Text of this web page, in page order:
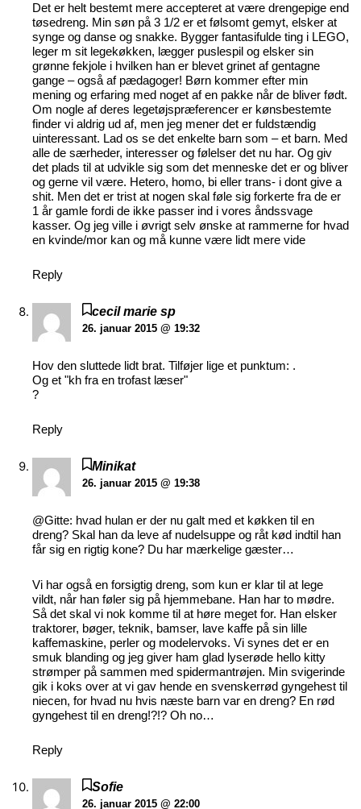
Det er helt bestemt mere accepteret at være drengepige end
tøsedreng. Min søn på 3 1/2 er et følsomt gemyt, elsker at
synge og danse og snakke. Bygger fantasifulde ting i LEGO,
leger m sit legekøkken, lægger puslespil og elsker sin
grønne fekjole i hvilken han er blevet grinet af gentagne
gange – også af pædagoger! Børn kommer efter min
mening og erfaring med noget af en pakke når de bliver født.
Om nogle af deres legetøjspræferencer er kønsbestemte
finder vi aldrig ud af, men jeg mener det er fuldstændig
uinteressant. Lad os se det enkelte barn som – et barn. Med
alle de særheder, interesser og følelser det nu har. Og giv
det plads til at udvikle sig som det menneske det er og bliver
og gerne vil være. Hetero, homo, bi eller trans- i dont give a
shit. Men det er trist at nogen skal føle sig forkerte fra de er
1 år gamle fordi de ikke passer ind i vores åndssvage
kasser. Og jeg ville i øvrigt selv ønske at rammerne for hvad
en kvinde/mor kan og må kunne være lidt mere vide
Reply
cecil marie sp
26. januar 2015 @ 19:32
Hov den sluttede lidt brat. Tilføjer lige et punktum: .
Og et "kh fra en trofast læser"
?
Reply
Minikat
26. januar 2015 @ 19:38
@Gitte: hvad hulan er der nu galt med et køkken til en
dreng? Skal han da leve af nudelsuppe og råt kød indtil han
får sig en rigtig kone? Du har mærkelige gæster…
Vi har også en forsigtig dreng, som kun er klar til at lege
vildt, når han føler sig på hjemmebane. Han har to mødre.
Så det skal vi nok komme til at høre meget for. Han elsker
traktorer, bøger, teknik, bamser, lave kaffe på sin lille
kaffemaskine, perler og modelervoks. Vi synes det er en
smuk blanding og jeg giver ham glad lyserøde hello kitty
strømper på sammen med spidermantrøjen. Min svigerinde
gik i koks over at vi gav hende en svenskerrød gyngehest til
niecen, for hvad nu hvis næste barn var en dreng? En rød
gyngehest til en dreng!?!? Oh no…
Reply
Sofie
26. januar 2015 @ 22:00